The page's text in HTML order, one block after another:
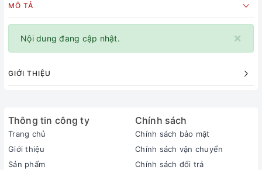
MÔ TẢ
×
Nội dung đang cập nhật.
GIỚI THIỆU
Thông tin công ty
Trang chủ
Giới thiệu
Sản phẩm
Chính sách
Chính sách bảo mật
Chính sách vận chuyển
Chính sách đổi trả